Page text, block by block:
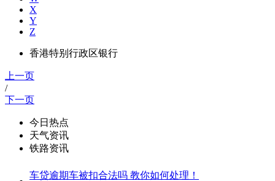
X
Y
Z
香港特别行政区银行
上一页
/
下一页
今日热点
天气资讯
铁路资讯
车贷逾期车被扣合法吗 教你如何处理！